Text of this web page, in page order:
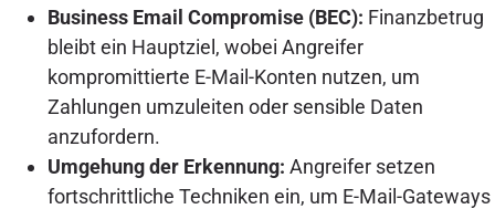
Business Email Compromise (BEC): Finanzbetrug
bleibt ein Hauptziel, wobei Angreifer
kompromittierte E-Mail-Konten nutzen, um
Zahlungen umzuleiten oder sensible Daten
anzufordern.
Umgehung der Erkennung: Angreifer setzen
fortschrittliche Techniken ein, um E-Mail-Gateways